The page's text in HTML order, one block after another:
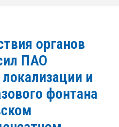
органов
ПАО
и
фонтана